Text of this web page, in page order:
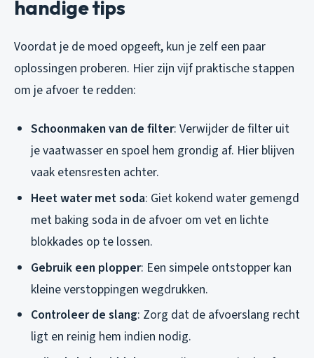
handige tips
Voordat je de moed opgeeft, kun je zelf een paar
oplossingen proberen. Hier zijn vijf praktische stappen
om je afvoer te redden:
Schoonmaken van de filter: Verwijder de filter uit
je vaatwasser en spoel hem grondig af. Hier blijven
vaak etensresten achter.
Heet water met soda: Giet kokend water gemengd
met baking soda in de afvoer om vet en lichte
blokkades op te lossen.
Gebruik een plopper: Een simpele ontstopper kan
kleine verstoppingen wegdrukken.
Controleer de slang: Zorg dat de afvoerslang recht
ligt en reinig hem indien nodig.